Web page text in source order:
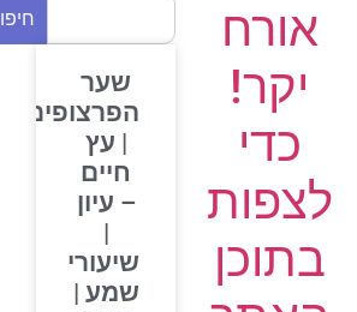
אורח
יקר!
כדי
לצפות
בתוכן
חיפוש
שער
הפרצופים
| עץ
חיים
– עיון
שיעורי
שמע |